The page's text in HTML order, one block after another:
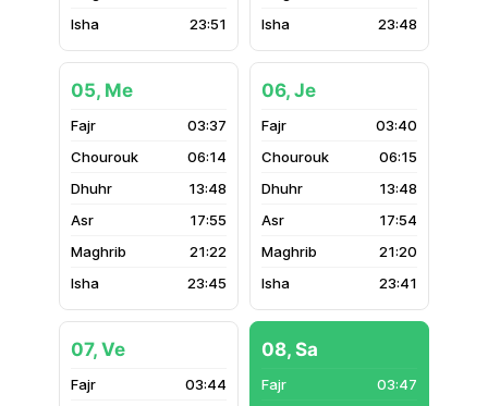
23:51
23:48
05, Me
03:37
06:14
13:48
17:55
21:22
23:45
06, Je
03:40
06:15
13:48
17:54
21:20
23:41
07, Ve
03:44
08, Sa
03:47